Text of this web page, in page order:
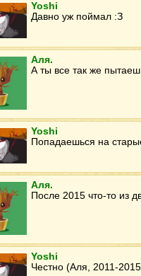
Yoshi
Давно уж поймал :З
Аля.
А ты все так же
Yoshi
Попадаешься на
Аля.
После 2015 что-то из
Yoshi
Честно (Аля, 2011-